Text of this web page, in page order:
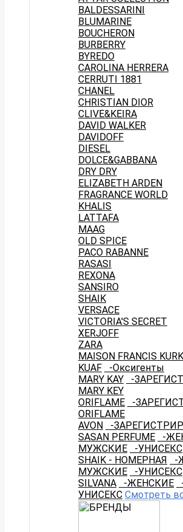
BALDESSARINI
BLUMARINE
BOUCHERON
BURBERRY
BYREDO
CAROLINA HERRERA
CERRUTI 1881
CHANEL
CHRISTIAN DIOR
CLIVE&KEIRA
DAVID WALKER
DAVIDOFF
DIESEL
DOLCE&GABBANA
DRY DRY
ELIZABETH ARDEN
FRAGRANCE WORLD
KHALIS
LATTAFA
MAAG
OLD SPICE
PACO RABANNE
RASASI
REXONA
SANSIRO
SHAIK
VERSACE
VICTORIA'S SECRET
XERJOFF
ZARA
MAISON FRANCIS
KUAF
-Оксигенты
MARY KAY
-
MARY KEY
ORIFLAME
-
ORIFLAME
AVON
-
SASAN PERFUME
-
МУЖСКИЕ
-УНИСЕКС
SHAIK - НОМЕРНАЯ
-
МУЖСКИЕ
-УНИСЕКС
SILVANA
-ЖЕНСКИЕ
УНИСЕКС Смотреть